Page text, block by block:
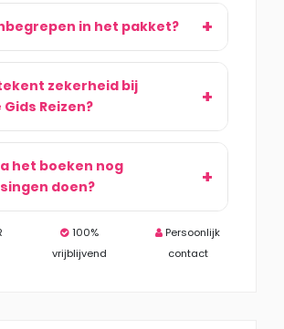
in het pakket?
zekerheid bij
Reizen?
het boeken nog
doen?
100%
vrijblijvend
Persoonlijk
contact